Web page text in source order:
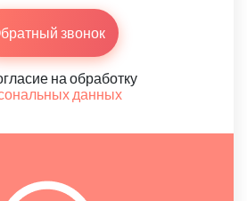
звонок
на обработку
данных